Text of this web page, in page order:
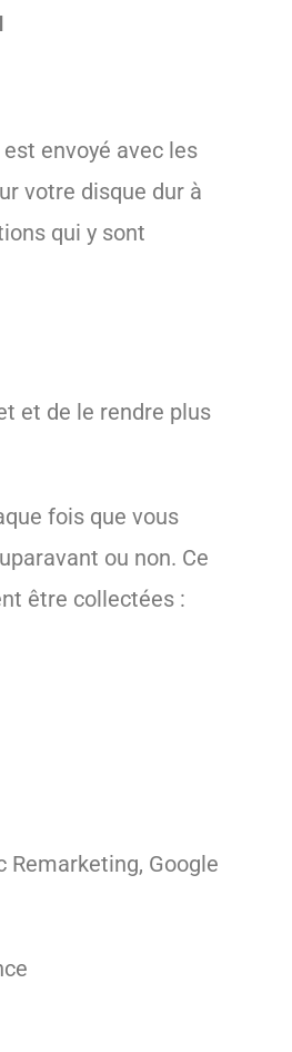
envoyé avec les
votre disque dur à
qui y sont
et de le rendre plus
fois que vous
ou non. Ce
être collectées :
Remarketing, Google